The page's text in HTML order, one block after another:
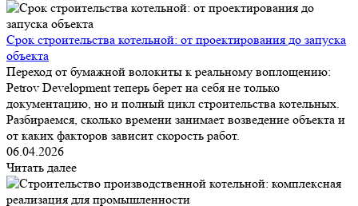
Срок строительства котельной: от проектирования до запуска
объекта
Переход от бумажной волокиты к реальному воплощению:
Petrov Development теперь берет на себя не только
документацию, но и полный цикл строительства котельных.
Разбираемся, сколько времени занимает возведение объекта и
от каких факторов зависит скорость работ.
06.04.2026
Читать далее